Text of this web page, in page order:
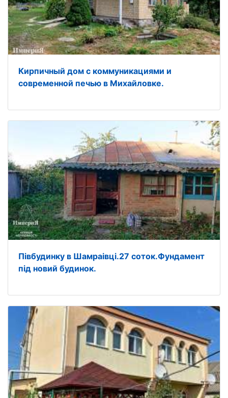
Кирпичный дом с коммуникациями и
современной печью в Михайловке.
Півбудинку в Шамраівці.27 соток.Фундамент
під новий будинок.